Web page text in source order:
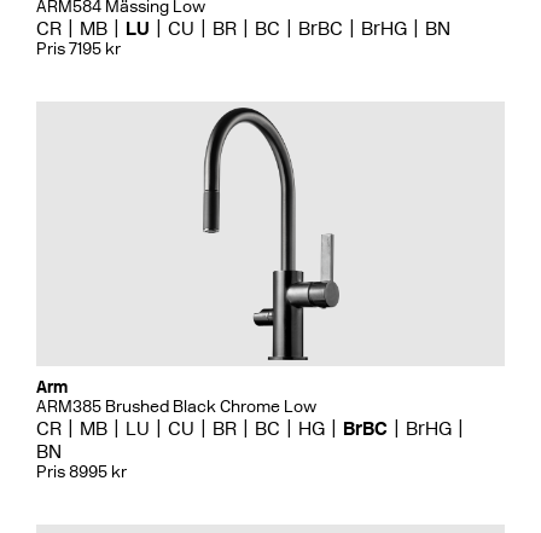
ARM584 Mässing Low
CR MB LU CU BR BC BrBC BrHG BN
Pris 7195 kr
Arm
ARM385 Brushed Black Chrome Low
CR MB LU CU BR BC HG BrBC
BrHG
BN
Pris 8995 kr